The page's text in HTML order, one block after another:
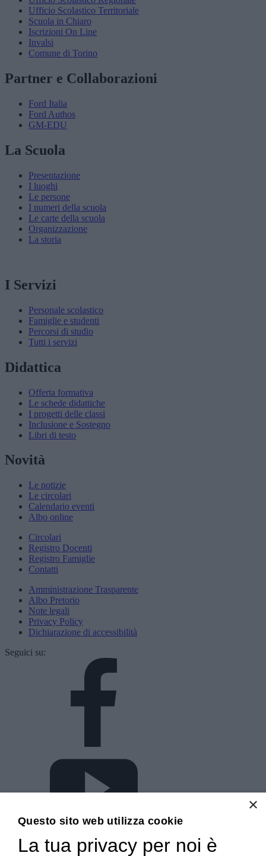
Ufficio Scolastico Territoriale
Scuola in Chiaro
Iscrizioni On Line
Invalsi
Comune di Torino
Partner e Collaborazioni
Ford Italia
Ford Authos
GM-EDU
La Scuola
Presentazione
I luoghi
Le persone
I numeri della scuola
Le carte della scuola
Organizzazione
La storia
I Servizi
Personale scolastico
Famiglie e studenti
Percorsi di studio
Tutti i servizi
Didattica
Offerta formativa
Le schede didattiche
I progetti delle classi
Inclusione e Sostegno
Libri di testo
Novità
Le notizie
Le circolari
Calendario eventi
Albo online
Circolari
Registro Docenti
Registro Famiglie
Contatti
Amministrazione Trasparente
Albo Pretorio
Note legali
Privacy Policy
Dichiarazione di accessibilità
Seguici su:
×
Questo sito web utilizza cookie
La tua privacy per noi è